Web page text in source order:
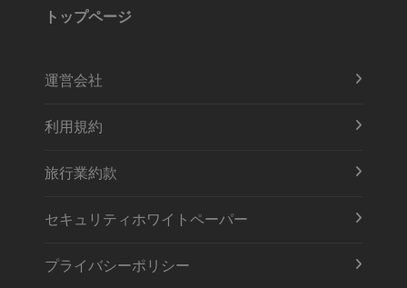
トップページ
運営会社
利用規約
旅行業約款
セキュリティホワイトペーパー
プライバシーポリシー